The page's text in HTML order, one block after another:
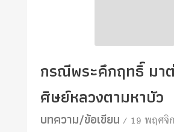
กรณีพระคึกฤทธิ์ มา
ศิษย์หลวงตามหาบัว
บทความ/ข้อเขียน/ 19 พฤศจิ